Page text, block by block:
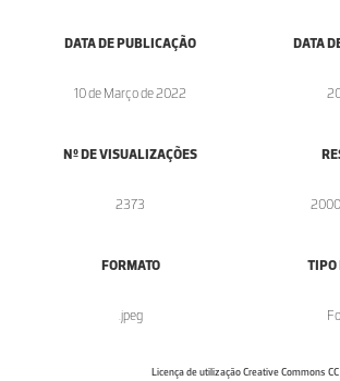
DATA DE PUBLICAÇÃO
10 de Março de 2022
DATA
Nº DE VISUALIZAÇÕES
2373
FORMATO
.jpeg
TIPO
Licença de utilização Creative Commons